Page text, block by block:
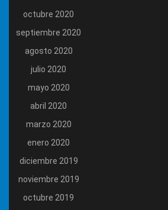
octubre 2020
septiembre 2020
agosto 2020
julio 2020
mayo 2020
abril 2020
marzo 2020
enero 2020
diciembre 2019
noviembre 2019
octubre 2019